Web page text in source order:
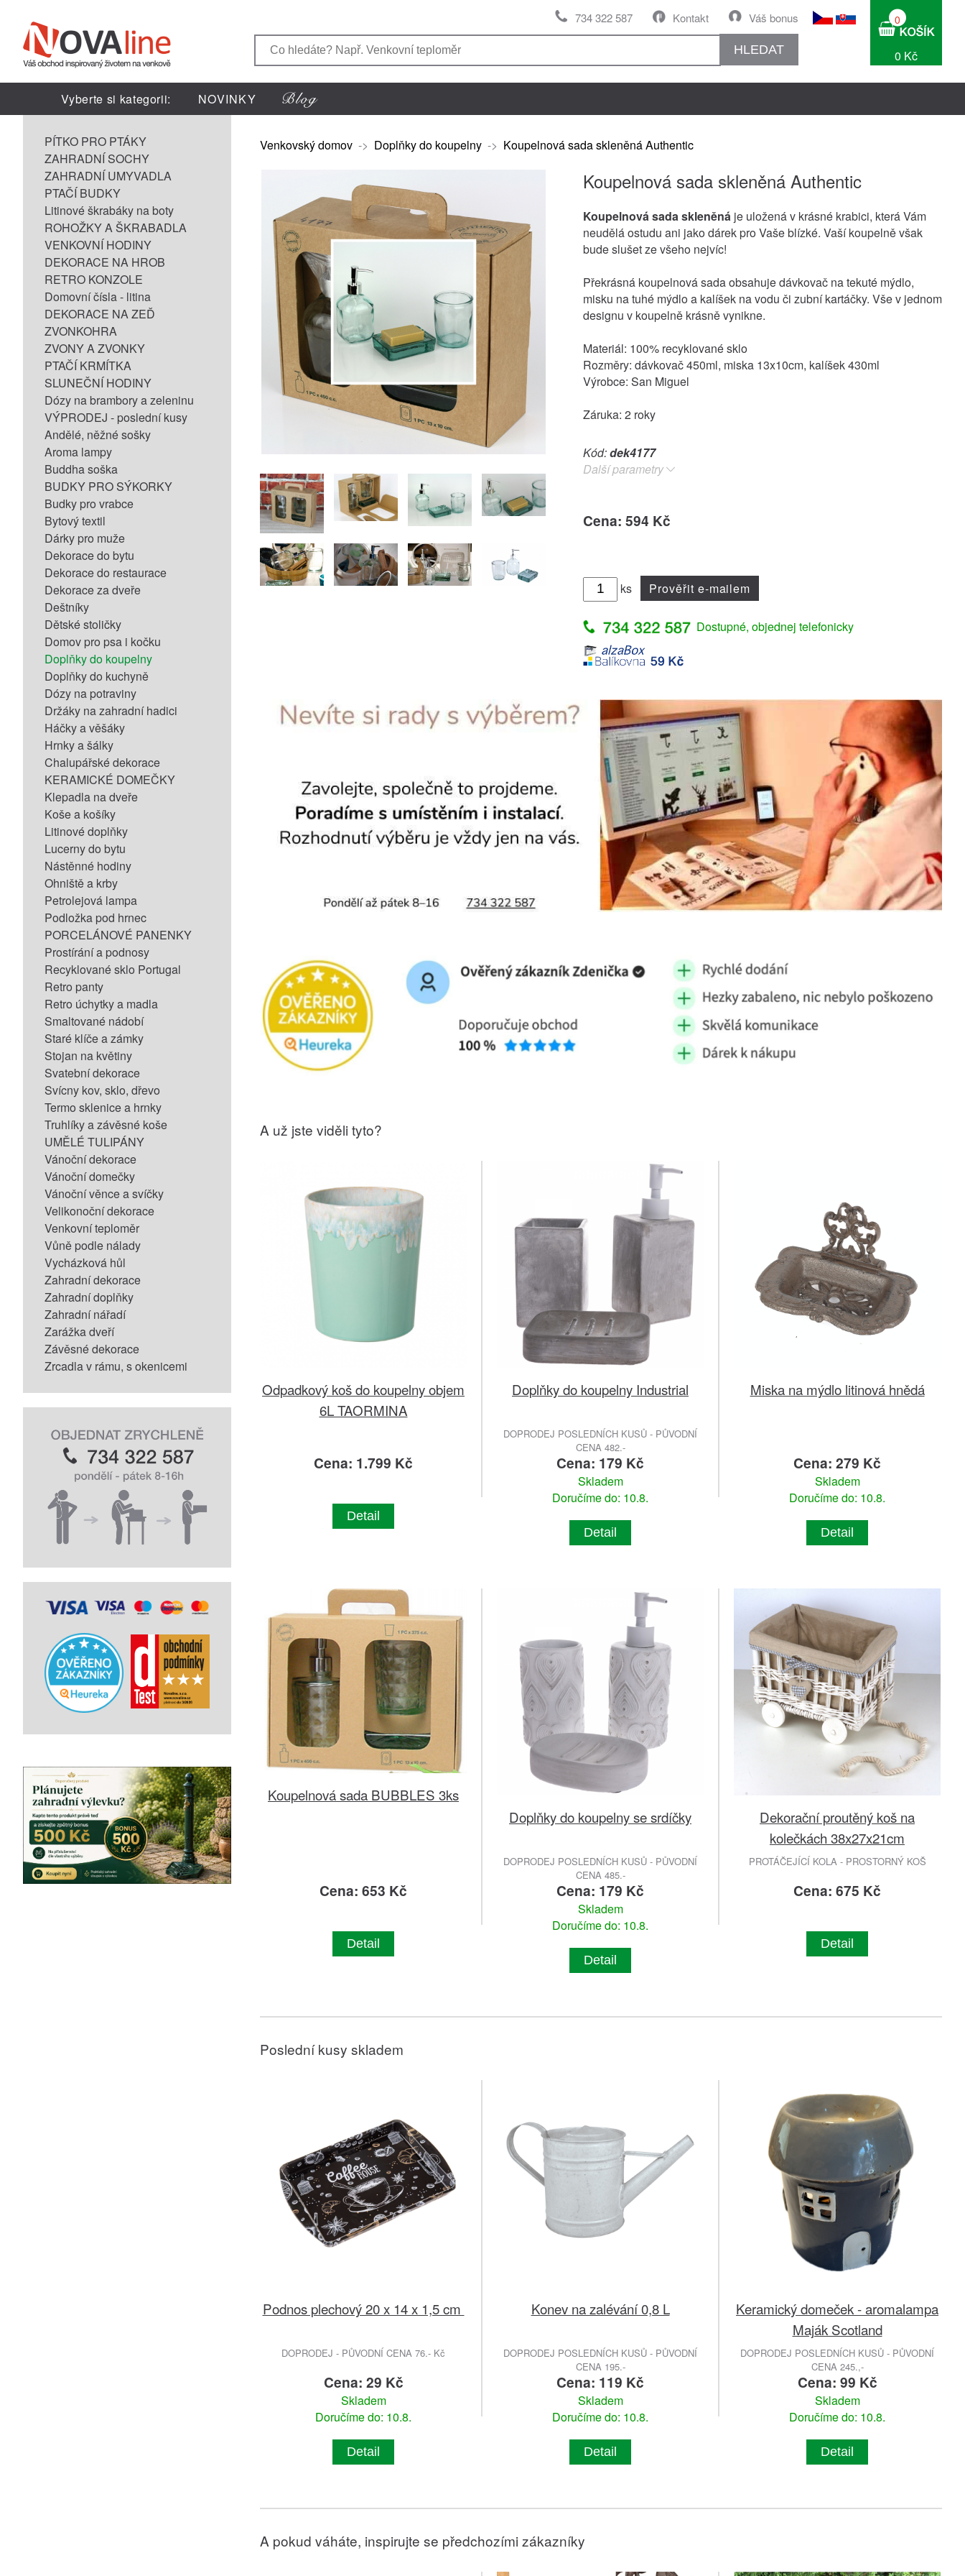
Váš bonus
Kontakt
734 322 587
HLEDAT
0
0 Kč
Vyberte si kategorii: NOVINKY
PÍTKO PRO PTÁKY
ZAHRADNÍ SOCHY
ZAHRADNÍ UMYVADLA
PTAČÍ BUDKY
Litinové škrabáky na boty
ROHOŽKY A ŠKRABADLA
VENKOVNÍ HODINY
DEKORACE NA HROB
RETRO KONZOLE
Domovní čísla - litina
DEKORACE NA ZEĎ
ZVONKOHRA
ZVONY A ZVONKY
PTAČÍ KRMÍTKA
SLUNEČNÍ HODINY
Dózy na brambory a zeleninu
VÝPRODEJ - poslední kusy
Andělé, něžné sošky
Aroma lampy
Buddha soška
BUDKY PRO SÝKORKY
Budky pro vrabce
Bytový textil
Dárky pro muže
Dekorace do bytu
Dekorace do restaurace
Dekorace za dveře
Deštníky
Dětské stoličky
Domov pro psa i kočku
Doplňky do koupelny
Doplňky do kuchyně
Dózy na potraviny
Držáky na zahradní hadici
Háčky a věšáky
Hrnky a šálky
Chalupářské dekorace
KERAMICKÉ DOMEČKY
Klepadla na dveře
Koše a košíky
Litinové doplňky
Lucerny do bytu
Nástěnné hodiny
Ohniště a krby
Petrolejová lampa
Podložka pod hrnec
PORCELÁNOVÉ PANENKY
Prostírání a podnosy
Recyklované sklo Portugal
Retro panty
Retro úchytky a madla
Smaltované nádobí
Staré klíče a zámky
Stojan na květiny
Svatební dekorace
Svícny kov, sklo, dřevo
Termo sklenice a hrnky
Truhlíky a závěsné koše
UMĚLÉ TULIPÁNY
Vánoční dekorace
Vánoční domečky
Vánoční věnce a svíčky
Velikonoční dekorace
Venkovní teploměr
Vůně podle nálady
Vycházková hůl
Zahradní dekorace
Zahradní doplňky
Zahradní nářadí
Zarážka dveří
Závěsné dekorace
Zrcadla v rámu, s okenicemi
Venkovský domov -> Doplňky do koupelny -> Koupelnová sada skleněná Authentic
Koupelnová sada skleněná Authentic
Koupelnová sada skleněná je uložená v krásné krabici, která Vám
neudělá ostudu ani jako dárek pro Vaše blízké. Vaší koupelně však
bude slušet ze všeho nejvíc!
Překrásná koupelnová sada obsahuje dávkovač na tekuté mýdlo,
misku na tuhé mýdlo a kalíšek na vodu či zubní kartáčky. Vše v jednom
designu v koupelně krásně vynikne.
Materiál: 100% recyklované sklo
Rozměry: dávkovač 450ml, miska 13x10cm, kalíšek 430ml
Výrobce: San Miguel
Záruka: 2 roky
Kód:dek4177
Další parametry
Cena: 594 Kč
ks Prověřit e-mailem
Dostupné, objednej telefonicky
A už jste viděli tyto?
Odpadkový koš do koupelny objem
6L TAORMINA
Cena: 1.799 Kč
Detail
Doplňky do koupelny Industrial
DOPRODEJ POSLEDNÍCH KUSŮ - PŮVODNÍ
CENA 482.-
Cena: 179 Kč
Skladem
Doručíme do: 10.8.
Detail
Miska na mýdlo litinová hnědá
Cena: 279 Kč
Skladem
Doručíme do: 10.8.
Detail
Koupelnová sada BUBBLES 3ks
Cena: 653 Kč
Detail
Doplňky do koupelny se srdíčky
DOPRODEJ POSLEDNÍCH KUSŮ - PŮVODNÍ
CENA 485.-
Cena: 179 Kč
Skladem
Doručíme do: 10.8.
Detail
Dekorační proutěný koš na
kolečkách 38x27x21cm
PROTÁČEJÍCÍ KOLA - PROSTORNÝ KOŠ
Cena: 675 Kč
Detail
Poslední kusy skladem
Podnos plechový 20 x 14 x 1,5 cm
DOPRODEJ - PŮVODNÍ CENA 76.- Kč
Cena: 29 Kč
Skladem
Doručíme do: 10.8.
Detail
Konev na zalévání 0,8 L
DOPRODEJ POSLEDNÍCH KUSŮ - PŮVODNÍ
CENA 195.-
Cena: 119 Kč
Skladem
Doručíme do: 10.8.
Detail
Keramický domeček - aromalampa
Maják Scotland
DOPRODEJ POSLEDNÍCH KUSŮ - PŮVODNÍ
CENA 245.,-
Cena: 99 Kč
Skladem
Doručíme do: 10.8.
Detail
A pokud váháte, inspirujte se předchozími zákazníky